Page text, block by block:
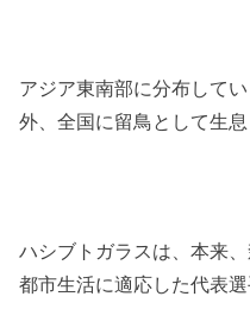
アジア東南部に分布して
外、全国に留鳥として生息
ハシブトガラスは、本来
都市生活に適応した代表選